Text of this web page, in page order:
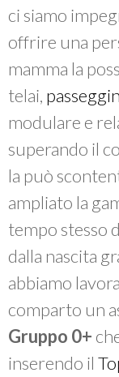
ci siamo
offrire una
mamma la
telai,
modulare e
superando il
la può
ampliato la
tempo stesso
dalla nascita
abbiamo
comparto un
Gruppo 0+
inserendo il